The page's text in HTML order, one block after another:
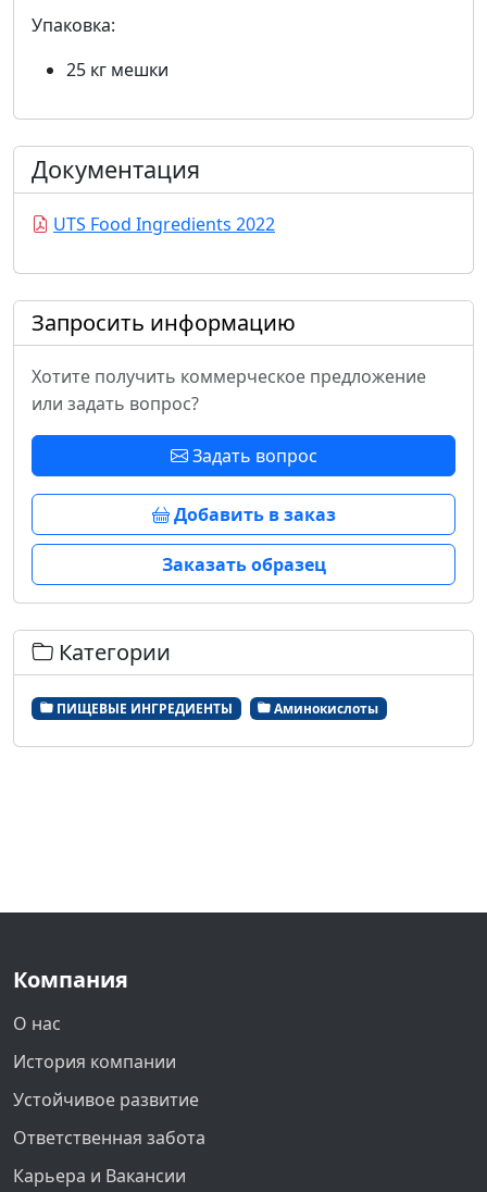
Упаковка:
25 кг мешки
Документация
UTS Food Ingredients 2022
Запросить информацию
Хотите получить коммерческое предложение
или задать вопрос?
Задать вопрос
Добавить в заказ
Заказать образец
Категории
ПИЩЕВЫЕ ИНГРЕДИЕНТЫ Аминокислоты
Компания
О нас
История компании
Устойчивое развитие
Ответственная забота
Карьера и Вакансии